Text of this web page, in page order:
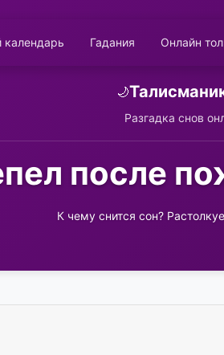
календарь Гадания Онлайн
🌙
Разгадка снов
после
К чему снится сон?